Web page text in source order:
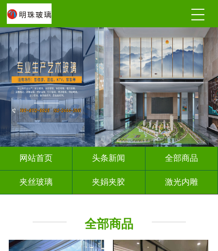
网站首页 头条新闻 全部商品
夹丝玻璃 夹娟夹胶 激光内雕
工程玻璃
全部商品